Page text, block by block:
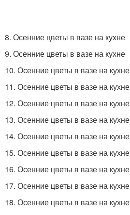
8. Осенние цветы в вазе на кухне
9. Осенние цветы в вазе на кухне
10. Осенние цветы в вазе на кухне
11. Осенние цветы в вазе на кухне
12. Осенние цветы в вазе на кухне
13. Осенние цветы в вазе на кухне
14. Осенние цветы в вазе на кухне
15. Осенние цветы в вазе на кухне
16. Осенние цветы в вазе на кухне
17. Осенние цветы в вазе на кухне
18. Осенние цветы в вазе на кухне